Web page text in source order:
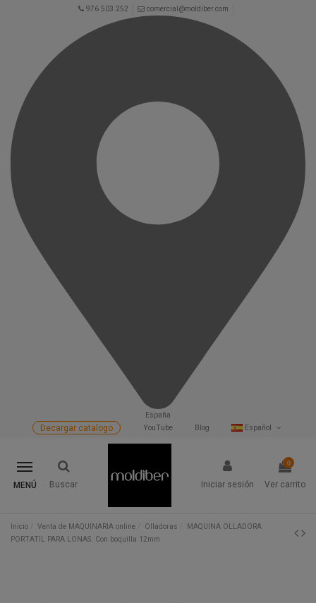
976 503 252 comercial@moldiber.com
España
Español
Blog
YouTube
Decargar catalogo
MENÚ Buscar Iniciar sesión
0
Ver carrito
Inicio Venta de MAQUINARIA online Olladoras
MAQUINA OLLADORA
PORTATIL PARA LONAS. Con boquilla 12mm